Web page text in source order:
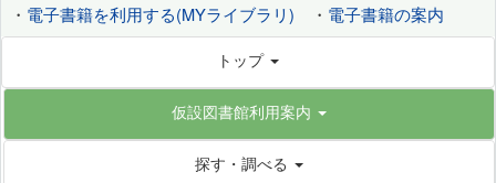
・ 電子書籍を利用する(MYライブラリ) ・ 電子書籍の案内
トップ
仮設図書館利用案内
探す・調べる